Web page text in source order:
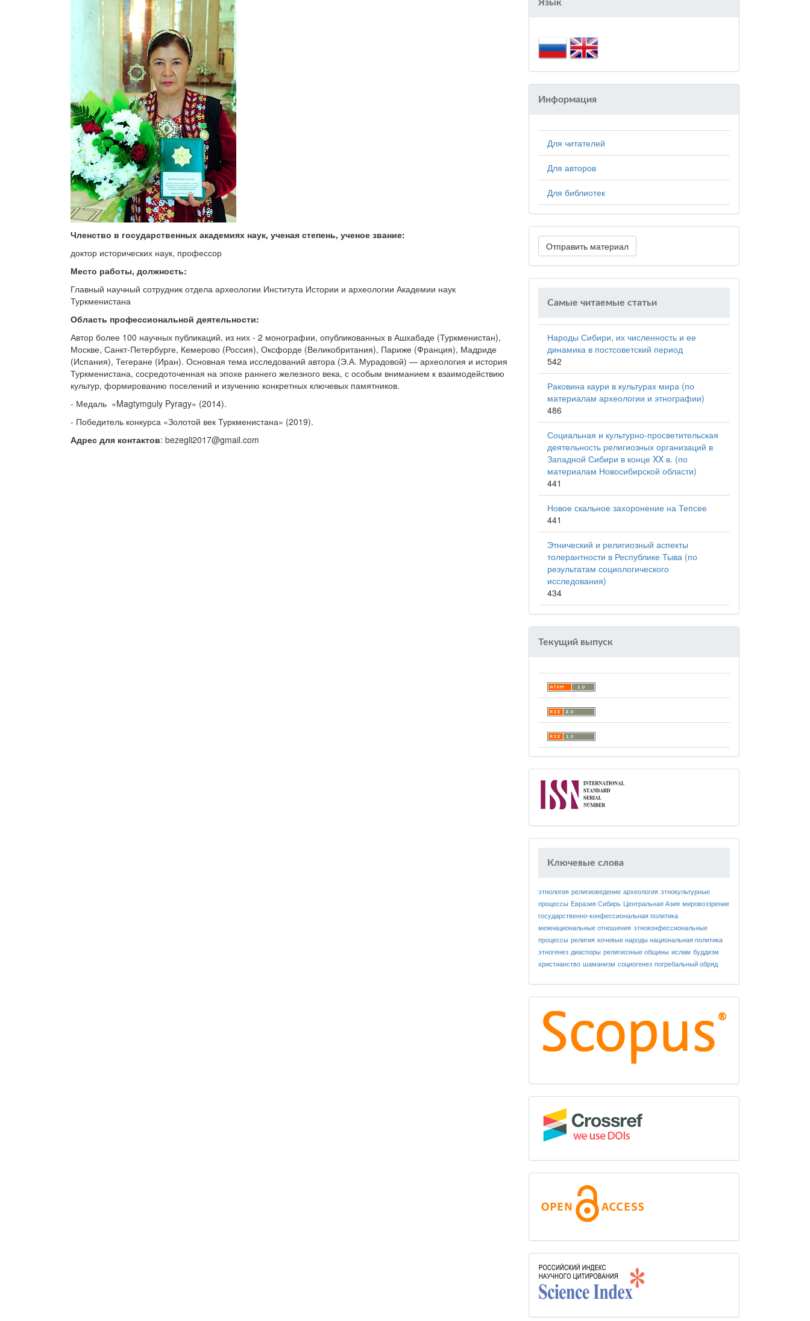
Членство в государственных академиях наук, ученая степень, ученое звание:
доктор исторических наук, профессор
Место работы, должность:
Главный научный сотрудник отдела археологии Института Истории и археологии Академии наук
Туркменистана
Область профессиональной деятельности:
Автор более 100 научных публикаций, из них - 2 монографии, опубликованных в Ашхабаде (Туркменистан),
Москве, Санкт-Петербурге, Кемерово (Россия), Оксфорде (Великобритания), Париже (Франция), Мадриде
(Испания), Тегеране (Иран). Основная тема исследований автора (Э.А. Мурадовой) — археология и история
Туркменистана, сосредоточенная на эпохе раннего железного века, с особым вниманием к взаимодействию
культур, формированию поселений и изучению конкретных ключевых памятников.
- Медаль «Magtymguly Pyragy» (2014).
- Победитель конкурса «Золотой век Туркменистана» (2019).
Адрес для контактов: bezegli2017@gmail.com
Язык
Информация
Для читателей
Для авторов
Для библиотек
Отправить материал
Самые читаемые статьи
Народы Сибири, их численность и ее
динамика в постсоветский период
542
Раковина каури в культурах мира (по
материалам археологии и этнографии)
486
Социальная и культурно-просветительская
деятельность религиозных организаций в
Западной Сибири в конце XX в. (по
материалам Новосибирской области)
441
Новое скальное захоронение на Тепсее
441
Этнический и религиозный аспекты
толерантности в Республике Тыва (по
результатам социологического
исследования)
434
Текущий выпуск
Ключевые слова
этнология религиоведение археология этнокультурные
процессы ЕвразияСибирь Центральная Азия мировоззрение
государственно-конфессиональная политика
межнациональные отношения этноконфессиональные
процессы религия кочевые народынациональная политика
этногенез диаспоры религиозные общины ислам буддизм
христианство шаманизм социогенез погребальный обряд